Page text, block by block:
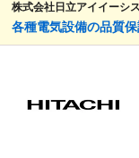
株式会社日立アイイーシ
各種電気設備の品質